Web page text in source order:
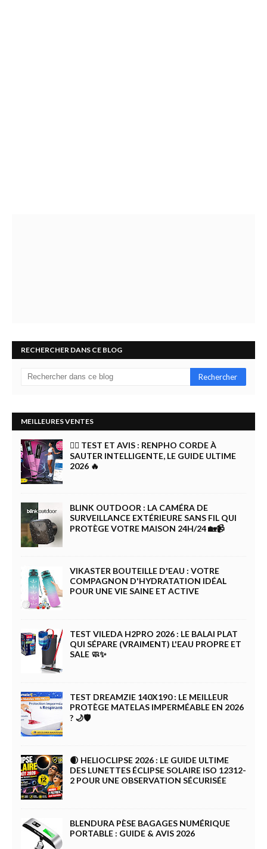
RECHERCHER DANS CE BLOG
MEILLEURES VENTES
🏋️‍♀️ TEST ET AVIS : RENPHO CORDE À
SAUTER INTELLIGENTE, LE GUIDE ULTIME
2026 🔥
BLINK OUTDOOR : LA CAMÉRA DE
SURVEILLANCE EXTÉRIEURE SANS FIL QUI
PROTÈGE VOTRE MAISON 24H/24 🏡📹
VIKASTER BOUTEILLE D'EAU : VOTRE
COMPAGNON D'HYDRATATION IDÉAL
POUR UNE VIE SAINE ET ACTIVE
TEST VILEDA H2PRO 2026 : LE BALAI PLAT
QUI SÉPARE (VRAIMENT) L'EAU PROPRE ET
SALE 🧼✨
TEST DREAMZIE 140X190 : LE MEILLEUR
PROTÈGE MATELAS IMPERMÉABLE EN 2026
? 🌙🛡️
🌒 HELIOCLIPSE 2026 : LE GUIDE ULTIME
DES LUNETTES ÉCLIPSE SOLAIRE ISO 12312-
2 POUR UNE OBSERVATION SÉCURISÉE
BLENDURA PÈSE BAGAGES NUMÉRIQUE
PORTABLE : GUIDE & AVIS 2026